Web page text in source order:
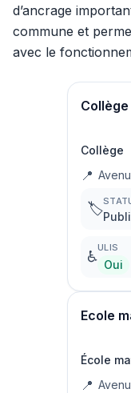
d’ancrage
commune et
avec le
Collège
📍
🏷️
♿
ULIS
Oui
Ecole
École
📍